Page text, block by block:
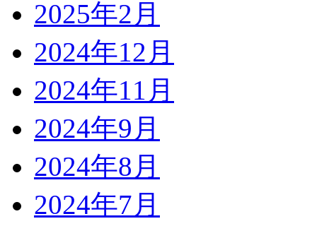
2025年2月
2024年12月
2024年11月
2024年9月
2024年8月
2024年7月